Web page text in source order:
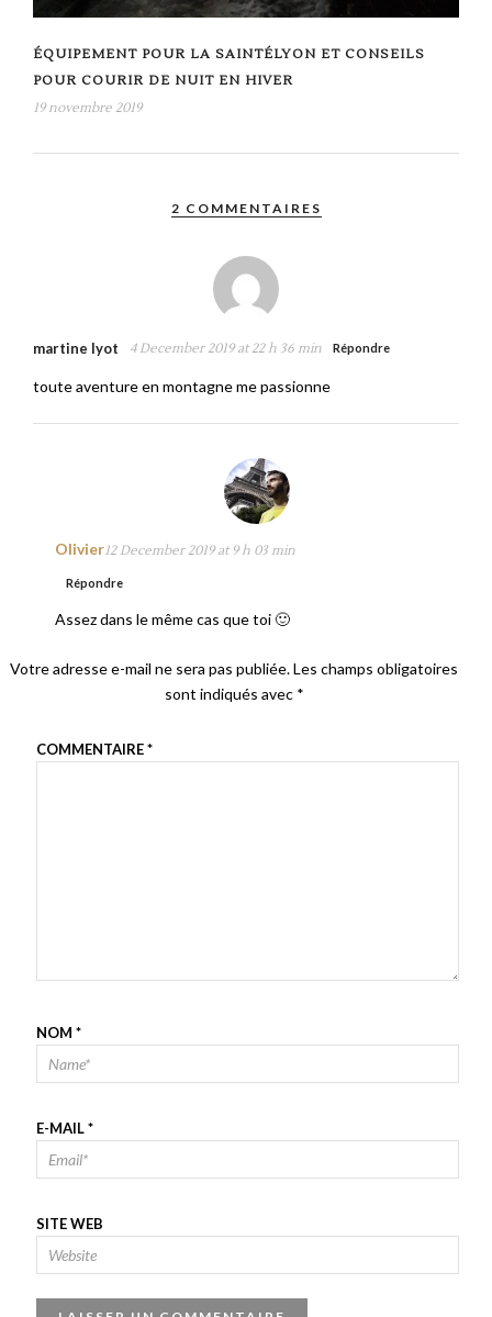
ÉQUIPEMENT POUR LA SAINTÉLYON ET CONSEILS
POUR COURIR DE NUIT EN HIVER
19 novembre 2019
2 COMMENTAIRES
martine lyot 4 December 2019 at 22 h 36 min Répondre
toute aventure en montagne me passionne
Olivier12 December 2019 at 9 h 03 min
Répondre
Assez dans le même cas que toi 🙂
Votre adresse e-mail ne sera pas publiée.Les champs obligatoires
sont indiqués avec *
COMMENTAIRE*
NOM *
E-MAIL*
SITE WEB